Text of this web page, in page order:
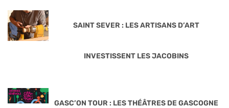
SAINT SEVER : LES ARTISANS D’ART
INVESTISSENT LES JACOBINS
GASC’ON TOUR : LES THÉÂTRES DE GASCOGNE